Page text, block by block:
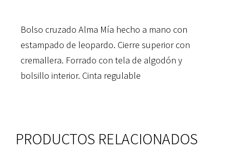
Bolso cruzado Alma Mía hecho a mano con
estampado de leopardo. Cierre superior con
cremallera. Forrado con tela de algodón y
bolsillo interior. Cinta regulable
PRODUCTOS RELACIONADOS